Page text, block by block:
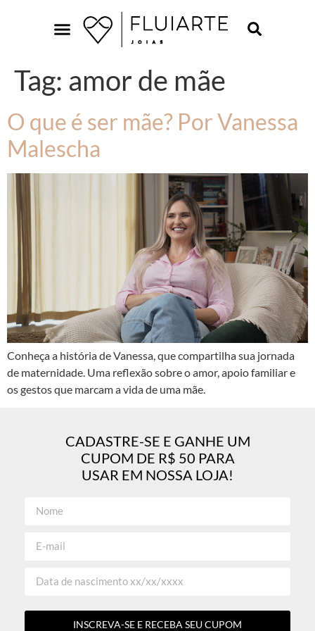
Tag: amor de mãe
O que é ser mãe? Por Vanessa
Malescha
Conheça a história de Vanessa, que compartilha sua jornada
de maternidade. Uma reflexão sobre o amor, apoio familiar e
os gestos que marcam a vida de uma mãe.
CADASTRE-SE E GANHE UM
CUPOM DE R$ 50 PARA
USAR EM NOSSA LOJA!
INSCREVA-SE E RECEBA SEU CUPOM